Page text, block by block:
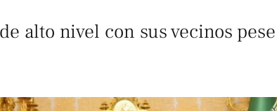
alto nivel con sus vecinos